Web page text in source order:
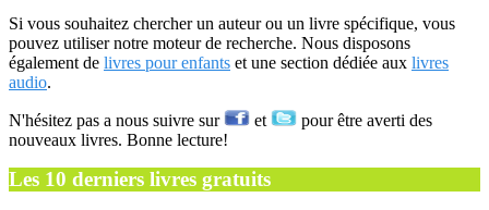
Si vous souhaitez chercher un auteur ou un livre spécifique, vous
pouvez utiliser notre moteur de recherche. Nous disposons
également de livres pour enfants et une section dédiée aux livres
audio.
N'hésitez pas a nous suivre sur et
pour être averti des
nouveaux livres. Bonne lecture!
Les 10 derniers livres gratuits